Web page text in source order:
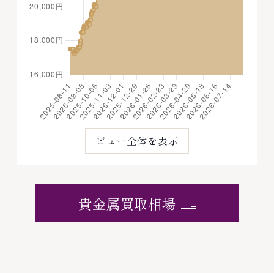
ビュー全体を表示
貴金属買取相場